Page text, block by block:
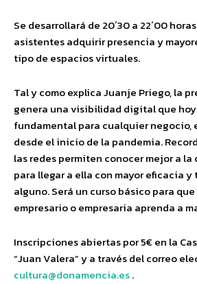
Se desarrollará de 20´30 a 22´00
asistentes adquirir presencia y
tipo de espacios virtuales.
Tal y como explica Juanje Priego, la
genera una visibilidad digital que
fundamental para cualquier negocio,
desde el inicio de la pandemia.
las redes permiten conocer mejor a
para llegar a ella con mayor eficacia
alguno. Será un curso básico para
empresario o empresaria aprenda a
Inscripciones abiertas por 5€ en la
“Juan Valera” y a través del correo
cultura@donamencia.es.